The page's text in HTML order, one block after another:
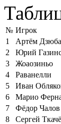
№ Игрок
1
Артём Дзюба
2
Юрий
3
Жоаозиньо
4
Раванелли
5
Иван
6
Марио
7
Фёдор Чалов
8
Сергей